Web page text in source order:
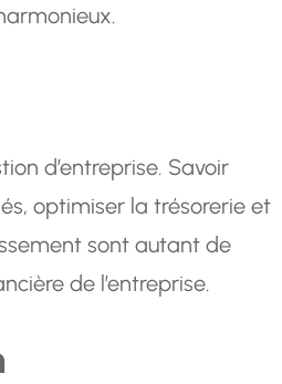
d’entreprise. Savoir
optimiser la trésorerie et
sont autant de
de l’entreprise.